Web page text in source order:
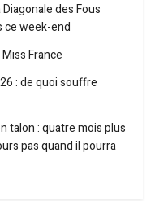
des Fous
ce week-end
France
: de quoi souffre
talon : quatre mois plus
pas quand il pourra